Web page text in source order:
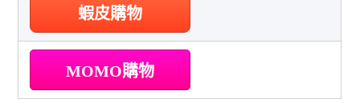
蝦皮購物
MOMO購物